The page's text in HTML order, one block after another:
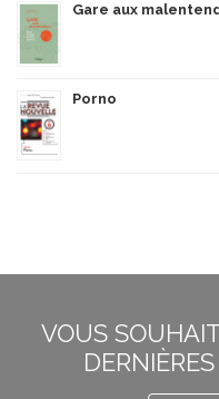
Gare aux
Porno
VOUS